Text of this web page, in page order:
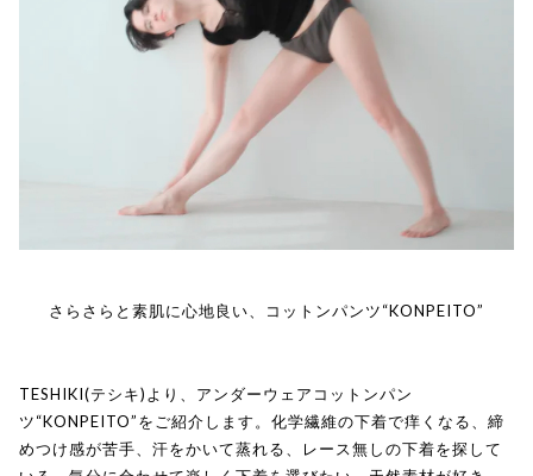
さらさらと素肌に心地良い、コットンパンツ“KONPEITO”
TESHIKI(テシキ)より、アンダーウェアコットンパン
ツ“KONPEITO”をご紹介します。化学繊維の下着で痒くなる、締
めつけ感が苦手、汗をかいて蒸れる、レース無しの下着を探して